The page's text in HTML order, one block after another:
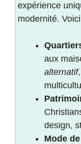
expérience
modernité.
aux
alternatif
design,
Mode